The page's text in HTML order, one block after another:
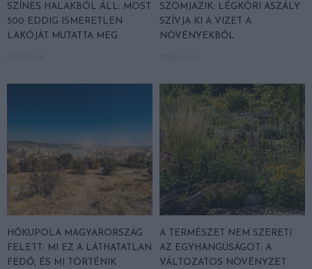
SZÍNES HALAKBÓL ÁLL: MOST
500 EDDIG ISMERETLEN
LAKÓJÁT MUTATTA MEG
SZOMJAZIK: LÉGKÖRI ASZÁLY
SZÍVJA KI A VIZET A
NÖVÉNYEKBŐL
HŐKUPOLA MAGYARORSZÁG
FELETT: MI EZ A LÁTHATATLAN
FEDŐ, ÉS MI TÖRTÉNIK
A TERMÉSZET NEM SZERETI
AZ EGYHANGÚSÁGOT: A
VÁLTOZATOS NÖVÉNYZET